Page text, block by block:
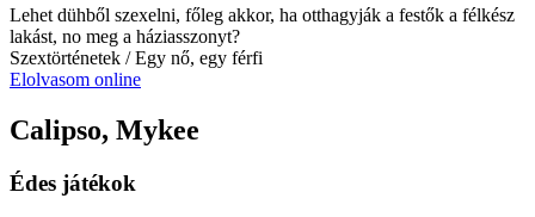
Lehet dühből szexelni, főleg akkor, ha otthagyják a festők a félkész
lakást, no meg a háziasszonyt?
Szextörténetek / Egy nő, egy férfi
Elolvasom online
Calipso, Mykee
Édes játékok